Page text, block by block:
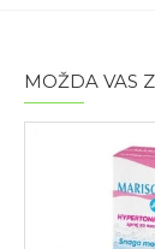
MOŽDA VAS